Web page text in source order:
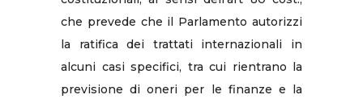
che prevede che il Parlamento autorizzi
la ratifica dei trattati internazionali in
alcuni casi specifici, tra cui rientrano la
previsione di oneri per le finanze e la